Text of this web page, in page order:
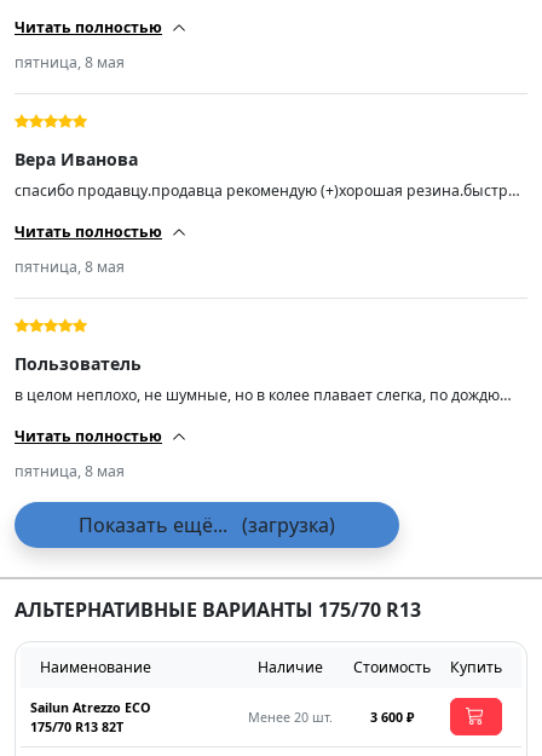
эксплуатации они меня обидят, то приду и напишу Ну если не
замечательн😅
Читать полностью
пятница, 8 мая
Вера Иванова
спасибо продавцу.продавца рекомендую (+)хорошая резина.быстро
Читать полностью
пятница, 8 мая
Пользователь
в целом неплохо, не шумные, но в колее плавает слегка, по дождю
Читать полностью
пятница, 8 мая
Показать ещё... (загрузка)
АЛЬТЕРНАТИВНЫЕ ВАРИАНТЫ 175/70 R13
Наименование Наличие Стоимость Купить
Sailun Atrezzo ECO
175/70 R13 82T
Менее 20 шт. 3 600 ₽